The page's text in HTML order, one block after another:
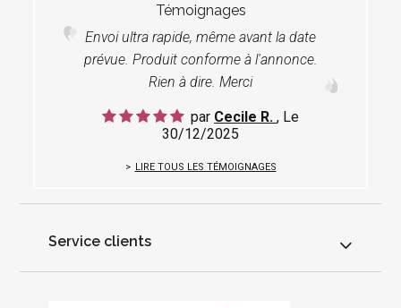
Témoignages
Envoi ultra rapide, même avant la date
prévue. Produit conforme à l'annonce.
Rien à dire. Merci
par Cecile R. , Le
30/12/2025
LIRE TOUS LES TÉMOIGNAGES
Service clients